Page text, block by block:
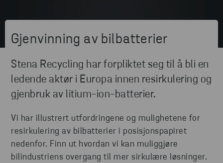
Gjenvinning av bilbatterier
Stena Recycling har forpliktet seg til å bli en
ledende aktør i Europa innen resirkulering og
gjenbruk av litium-ion-batterier.
Vi har illustrert utfordringene og mulighetene for
resirkulering av bilbatterier i posisjonspapiret
nedenfor. Finn ut hvordan vi kan muliggjøre
bilindustriens overgang til mer sirkulære løsninger.